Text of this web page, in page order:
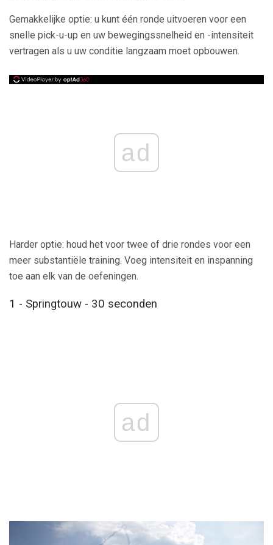
Gemakkelijke optie: u kunt één ronde uitvoeren voor een
snelle pick-u-up en uw bewegingssnelheid en -intensiteit
vertragen als u uw conditie langzaam moet opbouwen.
ad
Harder optie: houd het voor twee of drie rondes voor een
meer substantiële training. Voeg intensiteit en inspanning
toe aan elk van de oefeningen.
1 - Springtouw - 30 seconden
ad